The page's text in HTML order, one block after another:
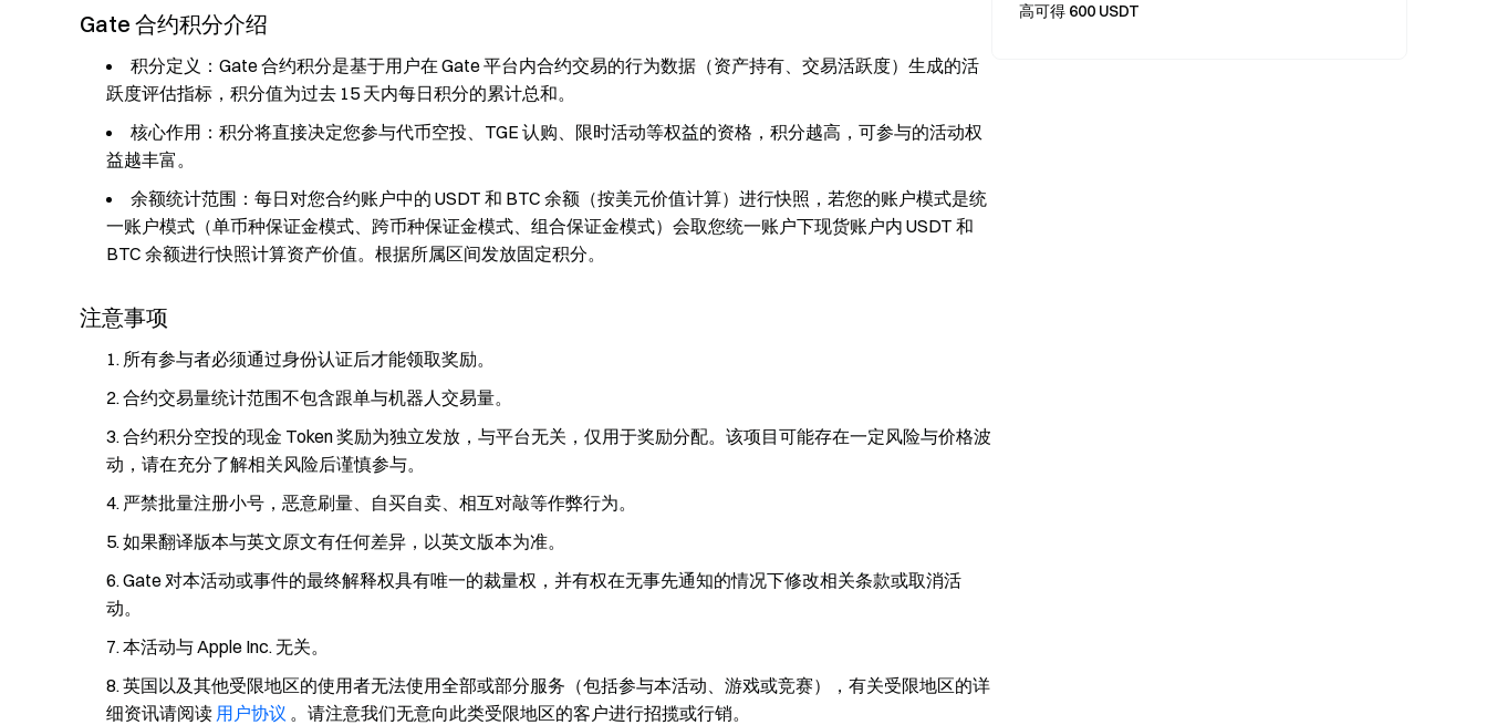
Gate 合约积分介绍
积分定义：Gate 合约积分是基于用户在 Gate 平台内合约交易的行为数据（资产持有、交易活跃度）生成的活
跃度评估指标，积分值为过去 15 天内每日积分的累计总和。
核心作用：积分将直接决定您参与代币空投、TGE 认购、限时活动等权益的资格，积分越高，可参与的活动权
益越丰富。
余额统计范围：每日对您合约账户中的 USDT 和 BTC 余额（按美元价值计算）进行快照，若您的账户模式是统
一账户模式（单币种保证金模式、跨币种保证金模式、组合保证金模式）会取您统一账户下现货账户内 USDT 和
BTC 余额进行快照计算资产价值。根据所属区间发放固定积分。
注意事项
所有参与者必须通过身份认证后才能领取奖励。
合约交易量统计范围不包含跟单与机器人交易量。
合约积分空投的现金 Token 奖励为独立发放，与平台无关，仅用于奖励分配。该项目可能存在一定风险与价格波
动，请在充分了解相关风险后谨慎参与。
严禁批量注册小号，恶意刷量、自买自卖、相互对敲等作弊行为。
如果翻译版本与英文原文有任何差异，以英文版本为准。
Gate 对本活动或事件的最终解释权具有唯一的裁量权，并有权在无事先通知的情况下修改相关条款或取消活
动。
本活动与 Apple Inc. 无关。
英国以及其他受限地区的使用者无法使用全部或部分服务（包括参与本活动、游戏或竞赛），有关受限地区的详
细资讯请阅读 用户协议 。请注意我们无意向此类受限地区的客户进行招揽或行销。
高可得 600 USDT